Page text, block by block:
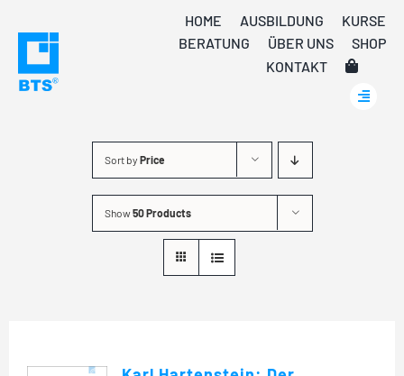
content
HOME AUSBILDUNG
KURSE
BERATUNG
ÜBER UNS
SHOP
KONTAKT
Sort by Price
Show50 Products